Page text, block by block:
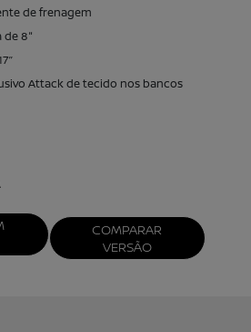
de frenagem
de 8"
Attack de tecido nos bancos
COMPARAR
VERSÃO